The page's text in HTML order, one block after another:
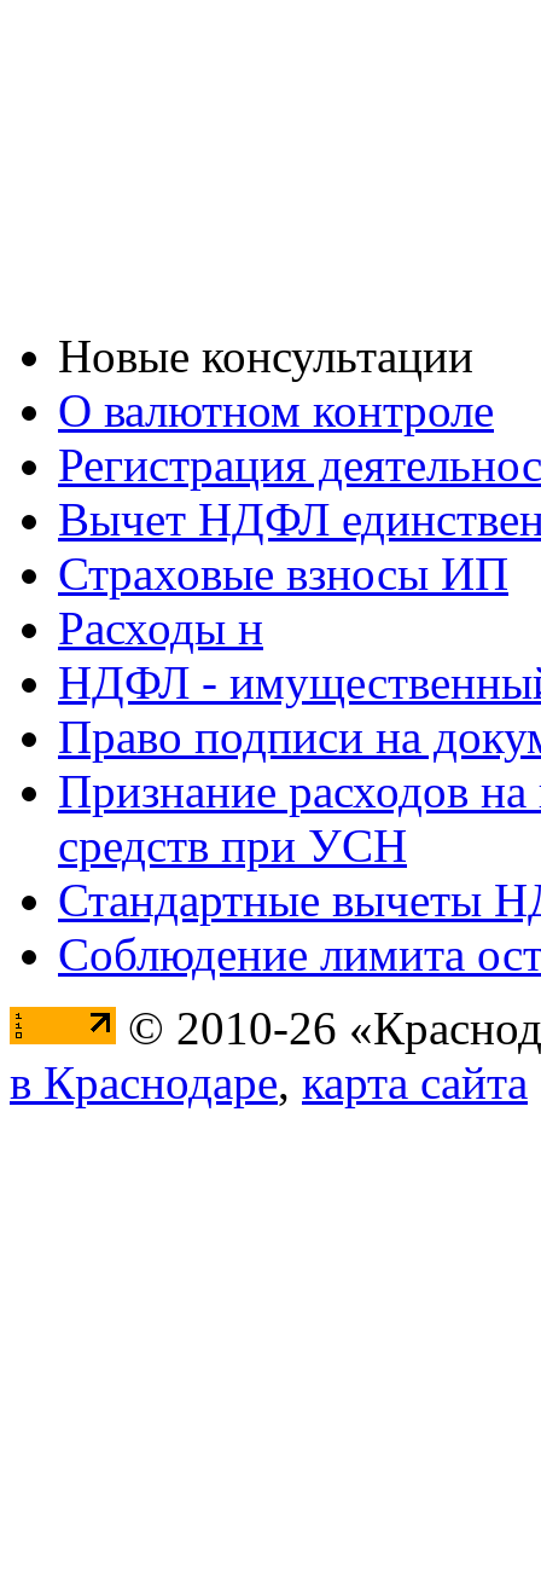
Новые консультации
О валютном контроле
Регистрация
Вычет НДФЛ
Страховые взносы ИП
Расходы н
НДФЛ -
Право подписи на
Признание расходов
средств при УСН
Стандартные вычеты
Соблюдение лимита
© 2010-26
в Краснодаре, карта сайта